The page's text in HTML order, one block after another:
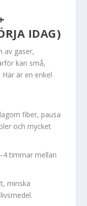
IDAG)
av gaser,
kan små,
är en enkel
fiber, pausa
och mycket
timmar mellan
minska